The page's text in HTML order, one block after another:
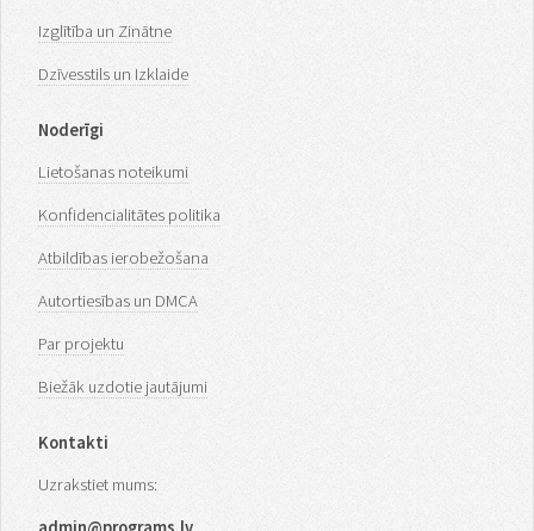
Izglītība un Zinātne
Dzīvesstils un Izklaide
Noderīgi
Lietošanas noteikumi
Konfidencialitātes politika
Atbildības ierobežošana
Autortiesības un DMCA
Par projektu
Biežāk uzdotie jautājumi
Kontakti
Uzrakstiet mums: